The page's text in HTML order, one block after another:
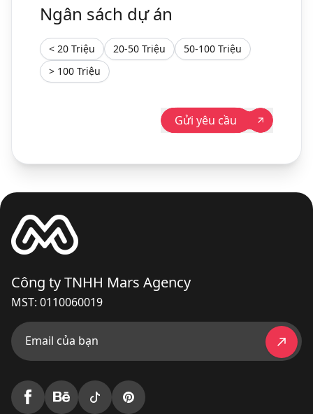
Ngân sách dự án
< 20 Triệu 20-50 Triệu
50-100 Triệu
> 100 Triệu
Gửi yêu cầu
Công ty TNHH Mars Agency
MST: 0110060019
Email của bạn